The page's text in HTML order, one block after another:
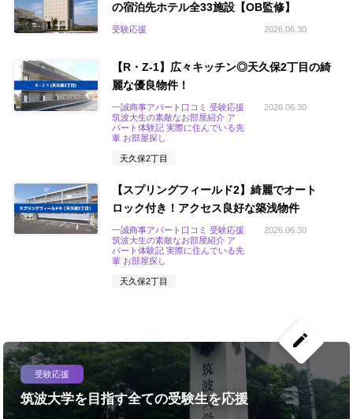
の宿泊先ホテル全33施設【OB監修】
2026.06.30
受験応援
【R・Z-1】広々キッチン◎天久保2丁目の綺
麗な優良物件！
2026.06.30
一誠商事アパート口コミ 受験応援
筑波大生の素敵なお部屋紹介 ア
パート体験記 実際に住んでいる先
輩 お部屋探し
天久保2丁目
【スプリングフィールド2】綺麗でオート
ロック付き！アクセス良好な築浅物件
2026.06.30
一誠商事アパート口コミ 受験応援
筑波大生の素敵なお部屋紹介 ア
パート体験記 実際に住んでいる先
輩 お部屋探し
天久保2丁目
create
受験応援
筑波大学を目指す全ての受験生を応援